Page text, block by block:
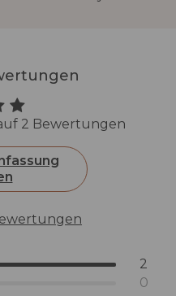
Jahre
2 Bewertungen
2
0